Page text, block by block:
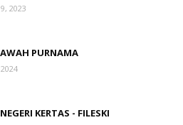
2023
PURNAMA
KERTAS - FILESKI